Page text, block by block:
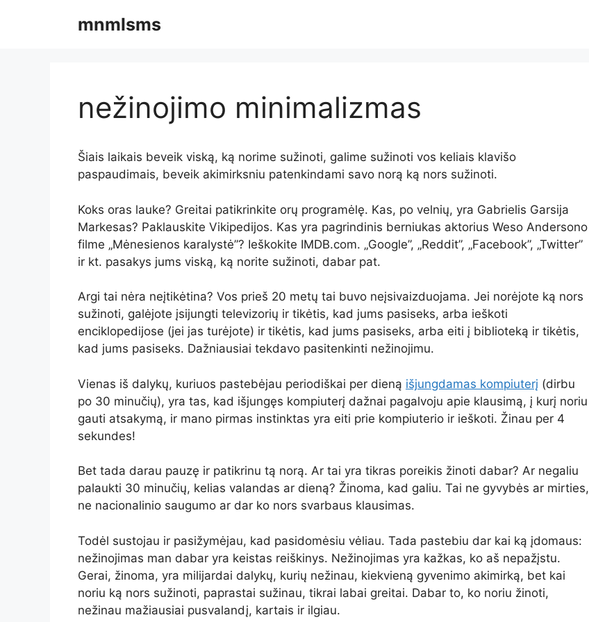
mnmlsms
nežinojimo minimalizmas
Šiais laikais beveik viską, ką norime sužinoti, galime sužinoti vos keliais klavišo
paspaudimais, beveik akimirksniu patenkindami savo norą ką nors sužinoti.
Koks oras lauke? Greitai patikrinkite orų programėlę. Kas, po velnių, yra Gabrielis Garsija
Markesas? Paklauskite Vikipedijos. Kas yra pagrindinis berniukas aktorius Weso Andersono
filme „Mėnesienos karalystė”? Ieškokite IMDB.com. „Google”, „Reddit”, „Facebook”, „Twitter”
ir kt. pasakys jums viską, ką norite sužinoti, dabar pat.
Argi tai nėra neįtikėtina? Vos prieš 20 metų tai buvo neįsivaizduojama. Jei norėjote ką nors
sužinoti, galėjote įsijungti televizorių ir tikėtis, kad jums pasiseks, arba ieškoti
enciklopedijose (jei jas turėjote) ir tikėtis, kad jums pasiseks, arba eiti į biblioteką ir tikėtis,
kad jums pasiseks. Dažniausiai tekdavo pasitenkinti nežinojimu.
Vienas iš dalykų, kuriuos pastebėjau periodiškai per dieną išjungdamas kompiuterį (dirbu
po 30 minučių), yra tas, kad išjungęs kompiuterį dažnai pagalvoju apie klausimą, į kurį noriu
gauti atsakymą, ir mano pirmas instinktas yra eiti prie kompiuterio ir ieškoti. Žinau per 4
sekundes!
Bet tada darau pauzę ir patikrinu tą norą. Ar tai yra tikras poreikis žinoti dabar? Ar negaliu
palaukti 30 minučių, kelias valandas ar dieną? Žinoma, kad galiu. Tai ne gyvybės ar mirties,
ne nacionalinio saugumo ar dar ko nors svarbaus klausimas.
Todėl sustojau ir pasižymėjau, kad pasidomėsiu vėliau. Tada pastebiu dar kai ką įdomaus:
nežinojimas man dabar yra keistas reiškinys. Nežinojimas yra kažkas, ko aš nepažįstu.
Gerai, žinoma, yra milijardai dalykų, kurių nežinau, kiekvieną gyvenimo akimirką, bet kai
noriu ką nors sužinoti, paprastai sužinau, tikrai labai greitai. Dabar to, ko noriu žinoti,
nežinau mažiausiai pusvalandį, kartais ir ilgiau.